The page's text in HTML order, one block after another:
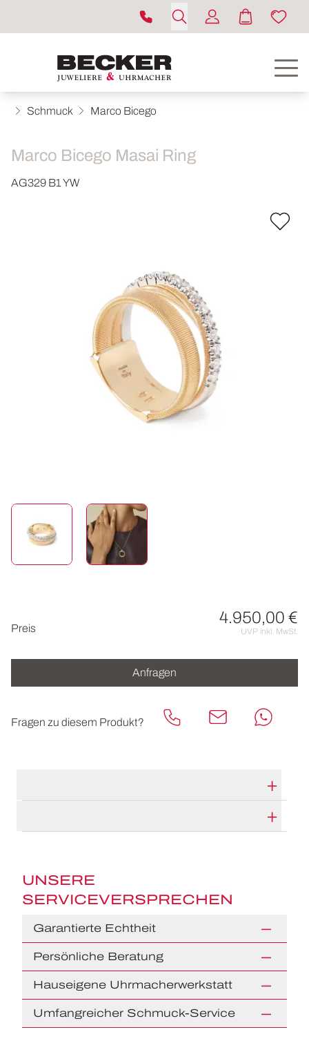
ROLEX
UHREN
SCHMUCK
Schmuck Marco Bicego
Marco Bicego Masai Ring
AG329 B1 YW
Preis
4.950,00 €
UVP inkl. MwSt.
Anfragen
Fragen zu diesem Produkt?
HERSTELLERBESCHREIBUNG
UNSERE
SERVICEVERSPRECHEN
Garantierte Echtheit
Persönliche Beratung
Hauseigene Uhrmacherwerkstatt
Umfangreicher Schmuck-Service